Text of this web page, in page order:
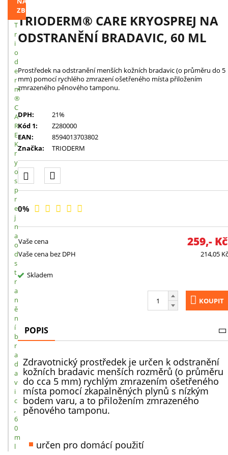
TRIODERM® CARE KRYOSPREJ NA
ODSTRANĚNÍ BRADAVIC, 60 ML
Prostředek na odstranění menších kožních bradavic (o průměru do 5
mm) pomocí rychlého zmrazení ošetřeného místa přiložením
zmrazeného pěnového tamponu.
DPH:
21%
Kód 1:
Z280000
EAN:
8594013703802
Značka:
TRIODERM
0%
Vaše cena 259,-
Vaše cena bez DPH 214,05
Skladem
KOUPIT
POPIS
Zdravotnický prostředek je určen k odstranění
kožních bradavic menších rozměrů (o průměru
do cca 5 mm) rychlým zmrazením ošetřeného
místa pomocí zkapalněných plynů s nízkým
bodem varu, a to přiložením zmrazeného
pěnového tamponu.
určen pro domácí použití
ZBOŽÍ
T
r
i
o
d
e
r
m
®
C
A
R
E
K
r
y
o
s
p
r
e
j
n
a
o
d
s
t
r
a
n
ě
n
í
b
r
a
d
a
v
i
c
,
6
0
m
l